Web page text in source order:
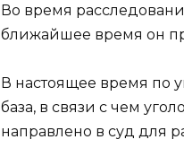
Во время
ближайшее время он
В настоящее время по
база, в связи с чем
направлено в суд для